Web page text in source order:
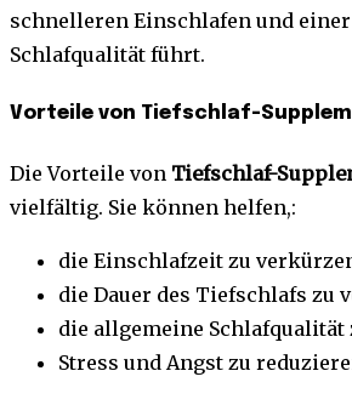
schnelleren Einschlafen und einer
Schlafqualität führt.
Vorteile von Tiefschlaf-
Die Vorteile von Tiefschlaf-
vielfältig. Sie können helfen,:
die Einschlafzeit zu
die Dauer des Tiefschlafs zu
die allgemeine Schlafqualität
Stress und Angst zu